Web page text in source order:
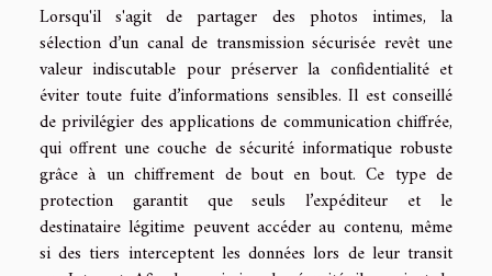
Lorsqu'il s'agit de partager des photos intimes, la
sélection d’un canal de transmission sécurisée revêt une
valeur indiscutable pour préserver la confidentialité et
éviter toute fuite d’informations sensibles. Il est conseillé
de privilégier des applications de communication chiffrée,
qui offrent une couche de sécurité informatique robuste
grâce à un chiffrement de bout en bout. Ce type de
protection garantit que seuls l’expéditeur et le
destinataire légitime peuvent accéder au contenu, même
si des tiers interceptent les données lors de leur transit